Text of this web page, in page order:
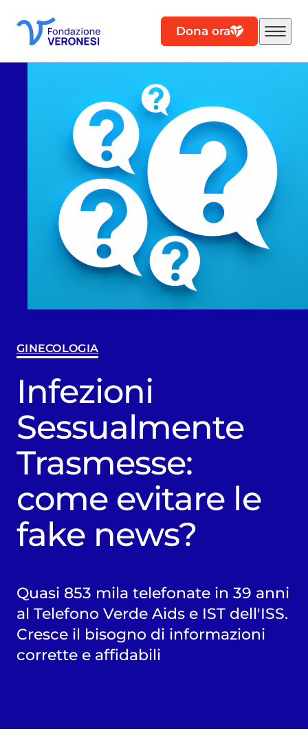
Dona ora
GINECOLOGIA
Infezioni
Sessualmente
Trasmesse:
come evitare le
fake news?
Quasi 853 mila telefonate in 39 anni
al Telefono Verde Aids e IST dell'ISS.
Cresce il bisogno di informazioni
corrette e affidabili